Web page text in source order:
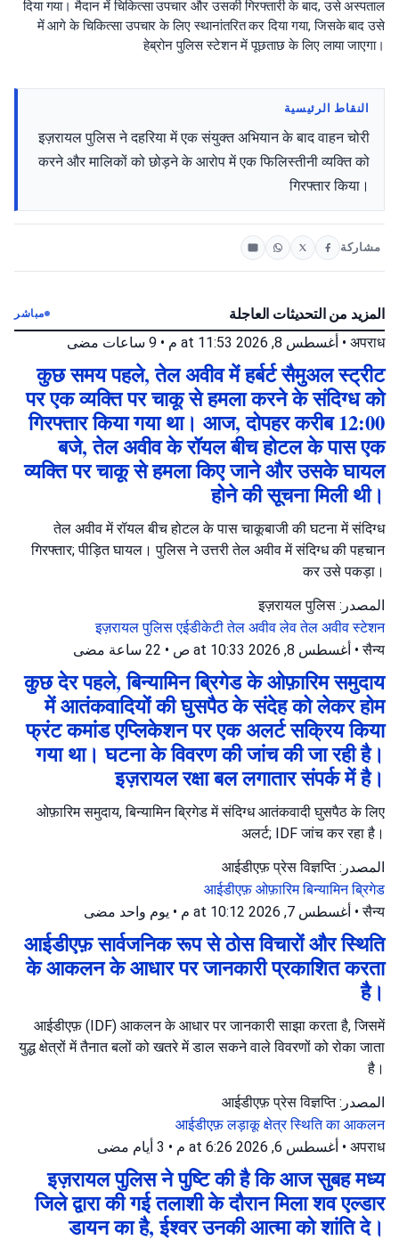
दिया गया। मैदान में चिकित्सा उपचार और उसकी गिरफ्तारी के बाद, उसे अस्पताल
में आगे के चिकित्सा उपचार के लिए स्थानांतरित कर दिया गया, जिसके बाद उसे
हेब्रोन पुलिस स्टेशन में पूछताछ के लिए लाया जाएगा।
النقاط الرئيسية
इज़रायल पुलिस ने दहरिया में एक संयुक्त अभियान के बाद वाहन चोरी
करने और मालिकों को छोड़ने के आरोप में एक फिलिस्तीनी व्यक्ति को
गिरफ्तार किया।
مشاركة
المزيد من التحديثات العاجلة مباشر
अपराध
• أغسطس 8, 2026 at 11:53 م • 9 ساعات مضى
कुछ समय पहले, तेल अवीव में हर्बर्ट सैमुअल स्ट्रीट
पर एक व्यक्ति पर चाकू से हमला करने के संदिग्ध को
गिरफ्तार किया गया था। आज, दोपहर करीब 12:00
बजे, तेल अवीव के रॉयल बीच होटल के पास एक
व्यक्ति पर चाकू से हमला किए जाने और उसके घायल
होने की सूचना मिली थी।
तेल अवीव में रॉयल बीच होटल के पास चाकूबाजी की घटना में संदिग्ध
गिरफ्तार; पीड़ित घायल। पुलिस ने उत्तरी तेल अवीव में संदिग्ध की पहचान
कर उसे पकड़ा।
المصدر: इज़रायल पुलिस
इज़रायल पुलिसएईडीकेटी तेल अवीवलेव तेल अवीव स्टेशन
सैन्य
• أغسطس 8, 2026 at 10:33 ص • 22 ساعة مضى
कुछ देर पहले, बिन्यामिन ब्रिगेड के ओफ़ारिम समुदाय
में आतंकवादियों की घुसपैठ के संदेह को लेकर होम
फ्रंट कमांड एप्लिकेशन पर एक अलर्ट सक्रिय किया
गया था। घटना के विवरण की जांच की जा रही है।
इज़रायल रक्षा बल लगातार संपर्क में है।
ओफ़ारिम समुदाय, बिन्यामिन ब्रिगेड में संदिग्ध आतंकवादी घुसपैठ के लिए
अलर्ट; IDF जांच कर रहा है।
المصدر: आईडीएफ़ प्रेस विज्ञप्ति
आईडीएफ़ ओफ़ारिमबिन्यामिन ब्रिगेड
सैन्य
• أغسطس 7, 2026 at 10:12 م • يوم واحد مضى
आईडीएफ़ सार्वजनिक रूप से ठोस विचारों और स्थिति
के आकलन के आधार पर जानकारी प्रकाशित करता
है।
आईडीएफ़ (IDF) आकलन के आधार पर जानकारी साझा करता है, जिसमें
युद्ध क्षेत्रों में तैनात बलों को खतरे में डाल सकने वाले विवरणों को रोका जाता
है।
المصدر: आईडीएफ़ प्रेस विज्ञप्ति
आईडीएफ़लड़ाकू क्षेत्रस्थिति का आकलन
अपराध
• أغسطس 6, 2026 at 6:26 م • 3 أيام مضى
इज़रायल पुलिस ने पुष्टि की है कि आज सुबह मध्य
जिले द्वारा की गई तलाशी के दौरान मिला शव एल्डार
डायन का है, ईश्वर उनकी आत्मा को शांति दे।